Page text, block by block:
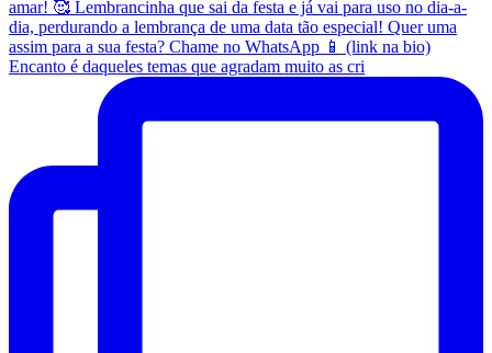
Encanto é daqueles temas que agradam muito as cri